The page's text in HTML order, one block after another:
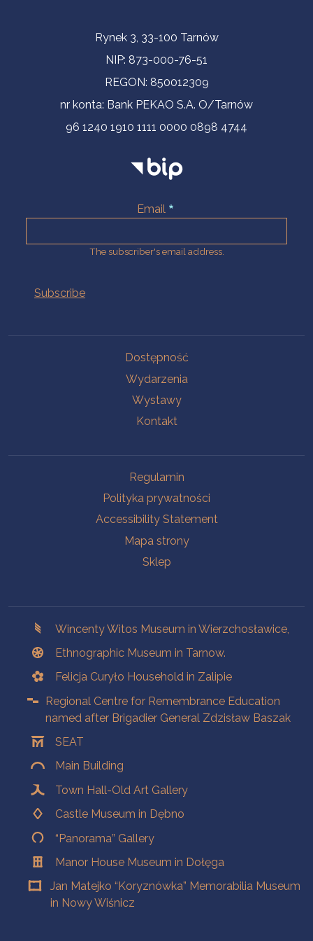
Contact InformationRynek 3, 33-100 Tarnów
NIP: 873-000-76-51
REGON: 850012309
nr konta: Bank PEKAO S.A. O/Tarnów
96 1240 1910 1111 0000 0898 4744
Email
The subscriber's email address.
Dostępność
Wydarzenia
Wystawy
Kontakt
Regulamin
Polityka prywatności
Accessibility Statement
Mapa strony
Sklep
Wincenty Witos Museum in Wierzchosławice,
Ethnographic Museum in Tarnow.
Felicja Curyło Household in Zalipie
Regional Centre for Remembrance Education
named after Brigadier General Zdzisław Baszak
SEAT
Main Building
Town Hall-Old Art Gallery
Castle Museum in Dębno
“Panorama” Gallery
Manor House Museum in Dołęga
Jan Matejko “Koryznówka” Memorabilia Museum
in Nowy Wiśnicz